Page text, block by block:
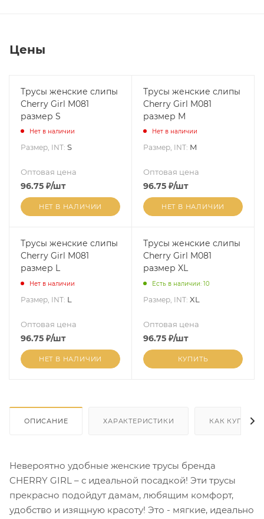
Цены
Трусы женские слипы
Cherry Girl M081
размер S
Нет в наличии
Размер, INT: S
Оптовая цена
96.75 ₽/шт
НЕТ В НАЛИЧИИ
Трусы женские слипы
Cherry Girl M081
размер M
Нет в наличии
Размер, INT: M
Оптовая цена
96.75 ₽/шт
НЕТ В НАЛИЧИИ
Трусы женские слипы
Cherry Girl M081
размер L
Нет в наличии
Размер, INT: L
Оптовая цена
96.75 ₽/шт
НЕТ В НАЛИЧИИ
Трусы женские слипы
Cherry Girl M081
размер XL
Есть в наличии: 10
Размер, INT: XL
Оптовая цена
96.75 ₽/шт
КУПИТЬ
ОПИСАНИЕ ХАРАКТЕРИСТИКИ КАК КУПИТЬ
Невероятно удобные женские трусы бренда
CHERRY GIRL – с идеальной посадкой! Эти трусы
прекрасно подойдут дамам, любящим комфорт,
удобство и изящную красоту! Это - мягкие, идеально